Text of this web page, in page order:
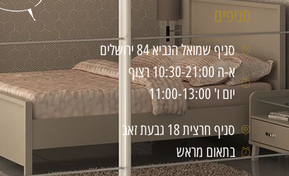
סניפים
סניף שמואל הנביא 84 ירושלים
א-ה 10:30-21:00 רצוף
יום ו' 11:00-13:00
סניף חרצית 18 גבעת זאב
בתאום מראש